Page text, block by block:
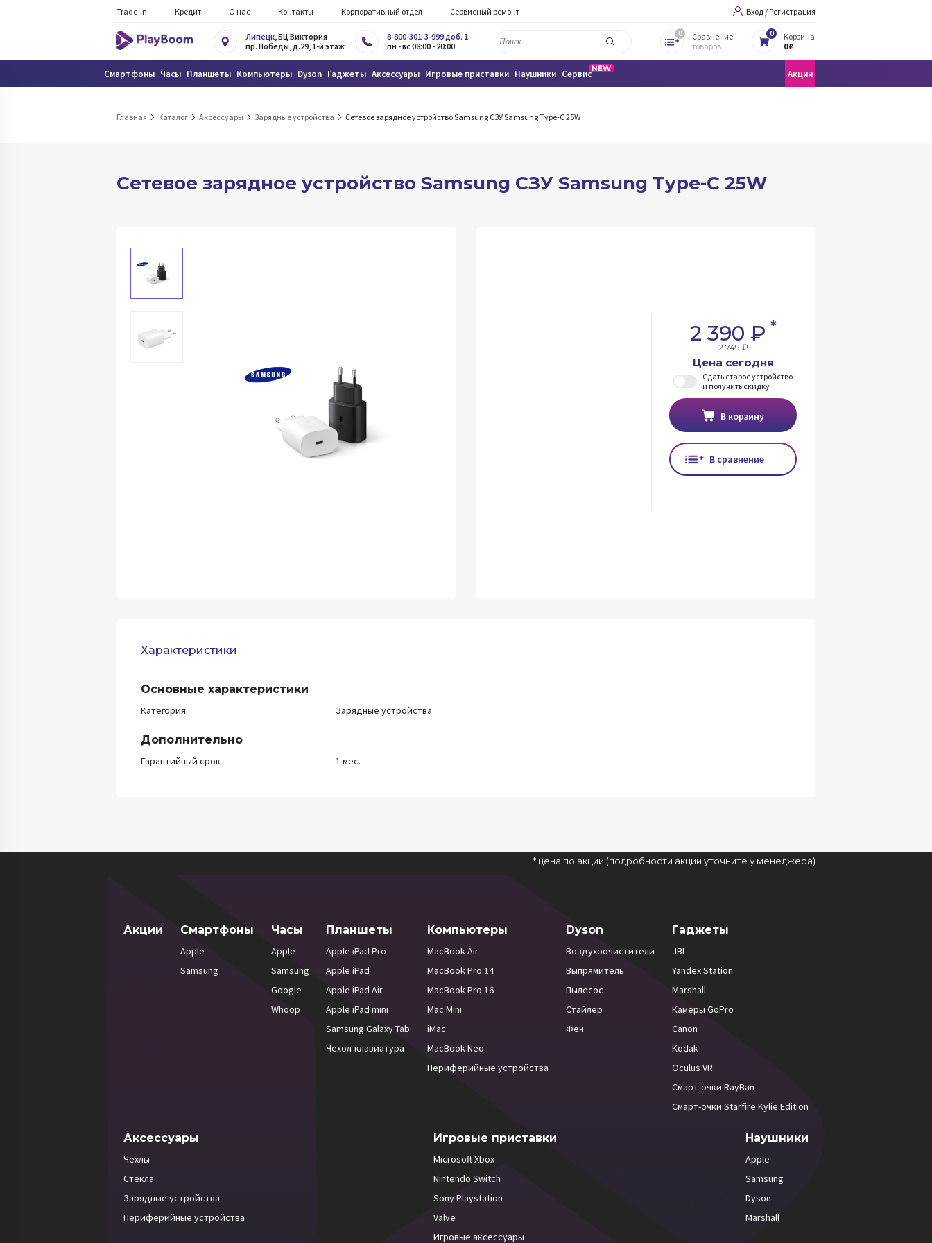
Trade-in Кредит О нас Контакты Корпоративный отдел Сервисный ремонт Вход / Регистрация
Липецк, БЦ Виктория
пр. Победы, д.29, 1-й этаж
8-800-301-3-999 доб. 1
пн - вс 08:00 - 20:00
0
Сравнение
товаров
0
Корзина
0 ₽
Смартфоны Часы Планшеты Компьютеры Dyson Гаджеты Аксессуары Игровые приставки Наушники Сервис Акции
Главная Каталог Аксессуары Зарядные устройства Сетевое зарядное устройство Samsung CЗУ Samsung Type-C 25W
Сетевое зарядное устройство Samsung CЗУ Samsung Type-C 25W
2 390 ₽ *
2 749 ₽
Цена сегодня
Сдать старое устройство
и получить скидку
В корзину
В сравнение
Характеристики
Основные характеристики
Категория Зарядные устройства
Дополнительно
Гарантийный срок 1 мес.
* цена по акции (подробности акции уточните у менеджера)
Акции Смартфоны
Apple
Samsung
Часы
Apple
Samsung
Google
Whoop
Планшеты
Apple iPad Pro
Apple iPad
Apple iPad Air
Apple iPad mini
Samsung Galaxy Tab
Чехол-клавиатура
Компьютеры
MacBook Air
MacBook Pro 14
MacBook Pro 16
Mac Mini
iMac
MacBook Neo
Периферийные устройства
Dyson
Воздухоочистители
Выпрямитель
Пылесос
Стайлер
Фен
Гаджеты
JBL
Yandex Station
Marshall
Камеры GoPro
Canon
Kodak
Oculus VR
Смарт-очки RayBan
Смарт-очки Starfire Kylie Edition
Аксессуары
Чехлы
Стекла
Зарядные устройства
Периферийные устройства
Игровые приставки
Microsoft Xbox
Nintendo Switch
Sony Playstation
Valve
Игровые аксессуары
Наушники
Apple
Samsung
Dyson
Marshall